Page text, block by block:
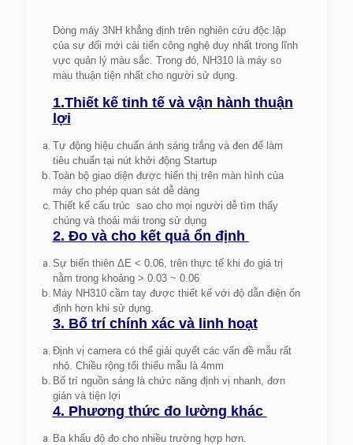
Dòng máy 3NH khẳng định trên nghiên cứu độc lập
của sự đổi mới cải tiến công nghệ duy nhất trong lĩnh
vực quản lý màu sắc. Trong đó, NH310 là máy so
màu thuận tiện nhất cho người sử dụng.
1.Thiết kế tinh tế và vận hành thuận
lợi
Tự động hiệu chuẩn ánh sáng trắng và đen để làm
tiêu chuẩn tại nút khởi động Startup
Toàn bộ giao diện được hiển thị trên màn hình của
máy cho phép quan sát dễ dàng
Thiết kế cấu trúc sao cho mọi người dễ tìm thấy
chúng và thoải mái trong sử dụng
2. Đo và cho kết quả ổn định
Sự biến thiên ΔE < 0.06, trên thực tế khi đo giá trị
nằm trong khoảng > 0.03 ~ 0.06
Máy NH310 cầm tay được thiết kế với độ dẫn điện ổn
định hơn khi sử dụng.
3. Bố trí chính xác và linh hoạt
Định vị camera có thể giải quyết các vấn đề mẫu rất
nhỏ. Chiều rộng tối thiểu mẫu là 4mm
Bố trí nguồn sáng là chức năng định vị nhanh, đơn
giản và tiện lợi
4. Phương thức đo lường khác
Ba khẩu độ đo cho nhiều trường hợp hơn.